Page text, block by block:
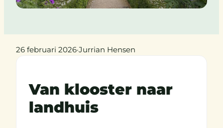
26 februari 2026·Jurrian Hensen
Van klooster naar
landhuis